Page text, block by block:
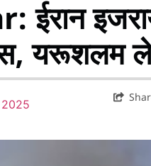
यरूशलम